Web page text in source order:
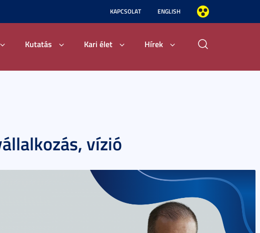
KAPCSOLAT ENGLISH
Kutatás Kari élet Hírek
vízió